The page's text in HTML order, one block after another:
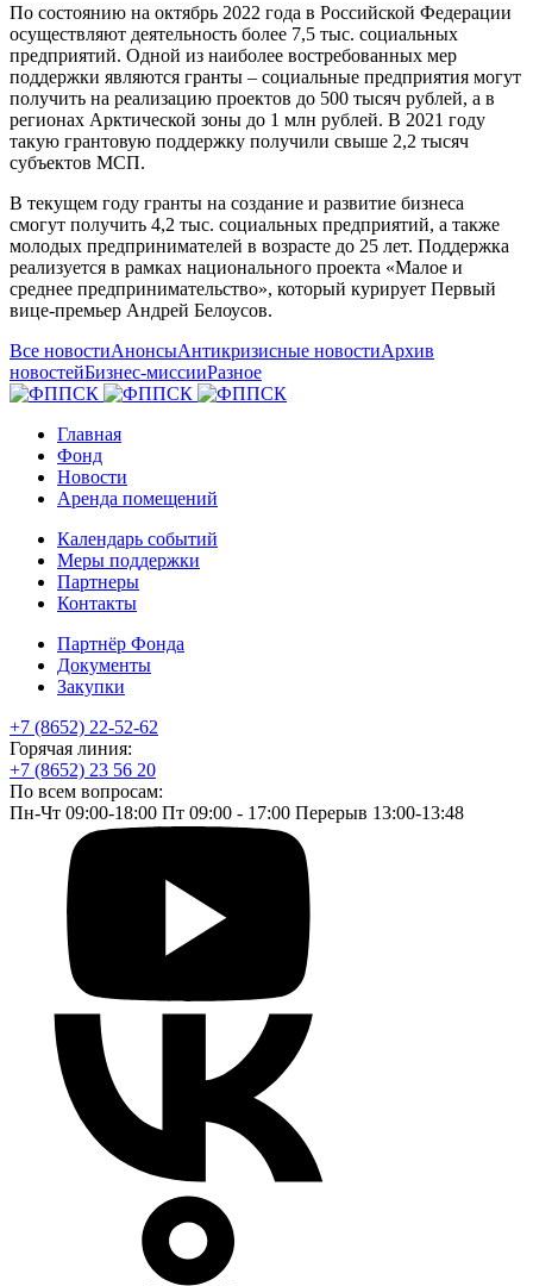
По состоянию на октябрь 2022 года в Российской Федерации
осуществляют деятельность более 7,5 тыс. социальных
предприятий. Одной из наиболее востребованных мер
поддержки являются гранты – социальные предприятия могут
получить на реализацию проектов до 500 тысяч рублей, а в
регионах Арктической зоны до 1 млн рублей. В 2021 году
такую грантовую поддержку получили свыше 2,2 тысяч
субъектов МСП.
В текущем году гранты на создание и развитие бизнеса
смогут получить 4,2 тыс. социальных предприятий, а также
молодых предпринимателей в возрасте до 25 лет. Поддержка
реализуется в рамках национального проекта «Малое и
среднее предпринимательство», который курирует Первый
вице-премьер Андрей Белоусов.
Все новостиАнонсыАнтикризисные новостиАрхив
новостейБизнес-миссииРазное
Главная
Фонд
Новости
Аренда помещений
Календарь событий
Меры поддержки
Партнеры
Контакты
Партнёр Фонда
Документы
Закупки
+7 (8652) 22-52-62
Горячая линия:
+7 (8652) 23 56 20
По всем вопросам:
Пн-Чт 09:00-18:00 Пт 09:00 - 17:00 Перерыв 13:00-13:48